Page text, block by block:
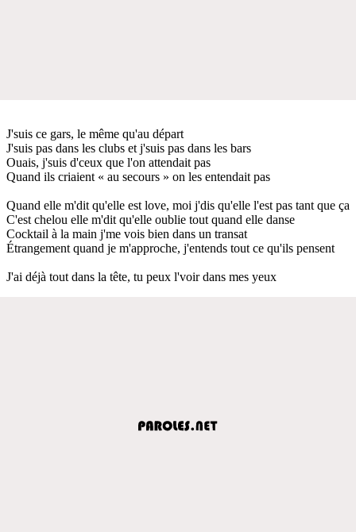
J'suis ce gars, le même qu'au départ
J'suis pas dans les clubs et j'suis pas dans les bars
Ouais, j'suis d'ceux que l'on attendait pas
Quand ils criaient « au secours » on les entendait pas
Quand elle m'dit qu'elle est love, moi j'dis qu'elle l'est pas tant que ça
C'est chelou elle m'dit qu'elle oublie tout quand elle danse
Cocktail à la main j'me vois bien dans un transat
Étrangement quand je m'approche, j'entends tout ce qu'ils pensent
J'ai déjà tout dans la tête, tu peux l'voir dans mes yeux